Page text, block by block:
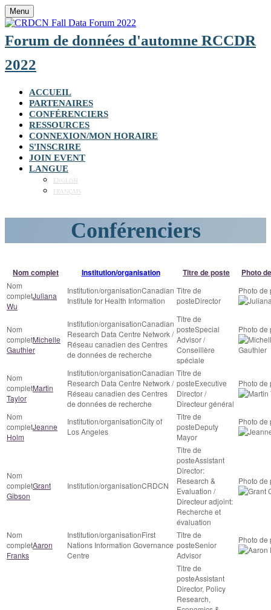
Menu
Forum de données d'automne RCCDR
2022
ACCUEIL
PARTENAIRES
CONFÉRENCIERS
RESSOURCES
CONNEXION/MON HORAIRE
S'INSCRIRE
JOIN EVENT
LANGUE
ENGLISH
FRANÇAIS
Conférenciers
Nom complet Institution/organisation Titre de poste Photo
Juliana
Wu
Canadian
Institute for Health Information
Director
Michelle
Gauthier
Canadian
Research Data Centre Network /
Réseau canadien des Centres
de données de recherche
Special
Advisor /
Conseillère
spéciale
Martin
Taylor
Canadian
Research Data Centre Network /
Réseau canadien des Centres
de données de recherche
Executive
Director /
Directeur général
Jeanne
Holm
City of
Los Angeles
Deputy
Mayor
Grant
Gibson
CRDCN
Assistant
Director:
Research &
Evaluation /
Directeur adjoint:
Recherche et
évaluation
Aaron
Franks
First
Nations Information Governance
Centre
Senior
Advisor
Assistant
Director, Policy
Research,